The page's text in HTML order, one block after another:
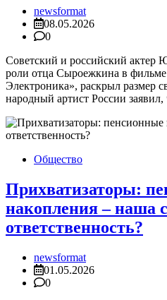
newsformat
08.05.2026
0
Советский и российский актер
роли отца Сыроежкина в
Электроника», раскрыл размер
народный артист России
Общество
Прихватизаторы:
накопления – наша
ответственность?
newsformat
01.05.2026
0